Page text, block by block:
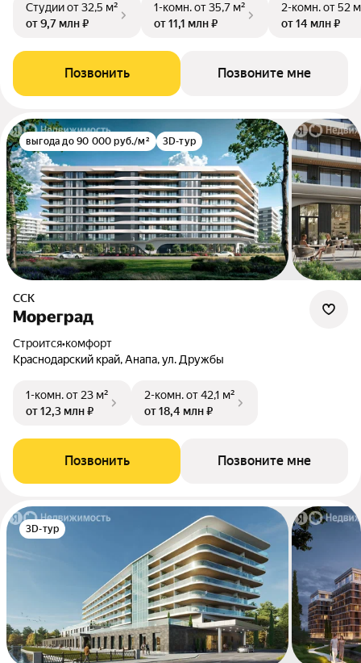
Студииот 32,5 м²
от 9,7 млн ₽
1-комн.от 35,7 м²
от 11,1 млн ₽
2-комн.от 52
от 14 млн ₽
Позвонить Позвоните мне
выгода до 90 000 руб./м² 3D-тур
ССК
Мореград
Строится•комфорт
Краснодарский край, Анапа, ул. Дружбы
1-комн.от 23 м²
от 12,3 млн ₽
2-комн.от 42,1 м²
от 18,4 млн ₽
Позвонить Позвоните мне
3D-тур